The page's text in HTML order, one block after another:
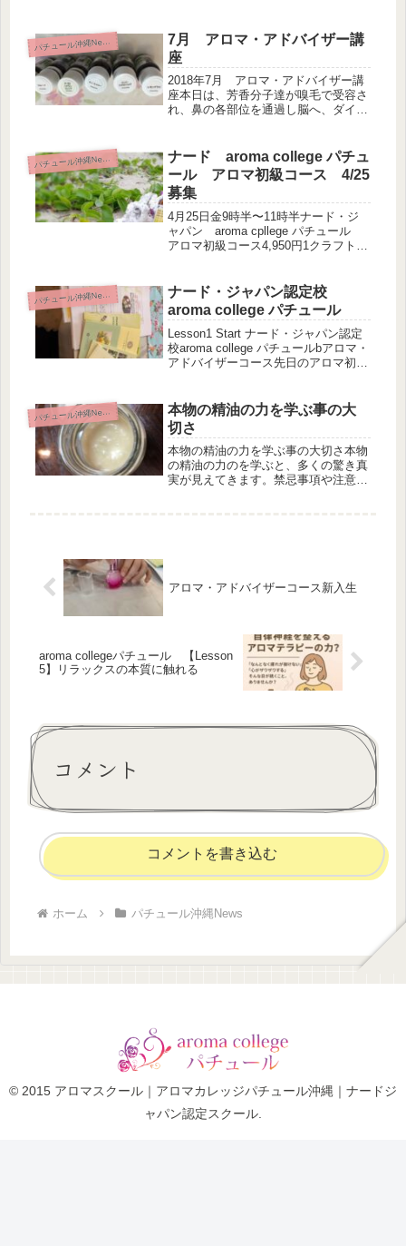
いと、お腹が空きすぎ〜との事で、コ
ンビニでサンドイッチとレジ前のチキ
ン...
パ
チュール沖縄News
7月 アロマ・アドバイザー講
座
2018年7月 アロマ・アドバイザー講
座本日は、芳香分子達が嗅毛で受容さ
れ、鼻の各部位を通過し脳へ、ダイレ
た。これから、病院勤務、夜勤でのご
出勤のようです。頭が下がります。...
パ
チュール沖縄News
ナード aroma college パチュ
ール アロマ初級コース 4/25
募集
4月25日金9時半〜11時半ナード・ジ
ャパン aroma cpllege パチュール
アロマ初級コース4,950円1クラフト付
待ちしております。
パ
チュール沖縄News
ナード・ジャパン認定校
aroma college パチュール
Lesson1 Start ナード・ジャパン認定
校aroma college パチュールbアロマ・
アドバイザーコース先日のアロマ初級
Lesson1 のスタートです。精油はど...
パ
チュール沖縄News
本物の精油の力を学ぶ事の大
切さ
本物の精油の力を学ぶ事の大切さ本物
の精油の力のを学ぶと、多くの驚き真
実が見えてきます。禁忌事項や注意事
アロマ・アドバイザーコース新入生
aroma collegeパチュール 【Lesson
5】リラックスの本質に触れる
コメント
コメントを書き込む
ホーム パチュール沖縄News
© 2015 アロマスクール｜アロマカレッジパチュール沖縄｜ナードジ
ャパン認定スクール.